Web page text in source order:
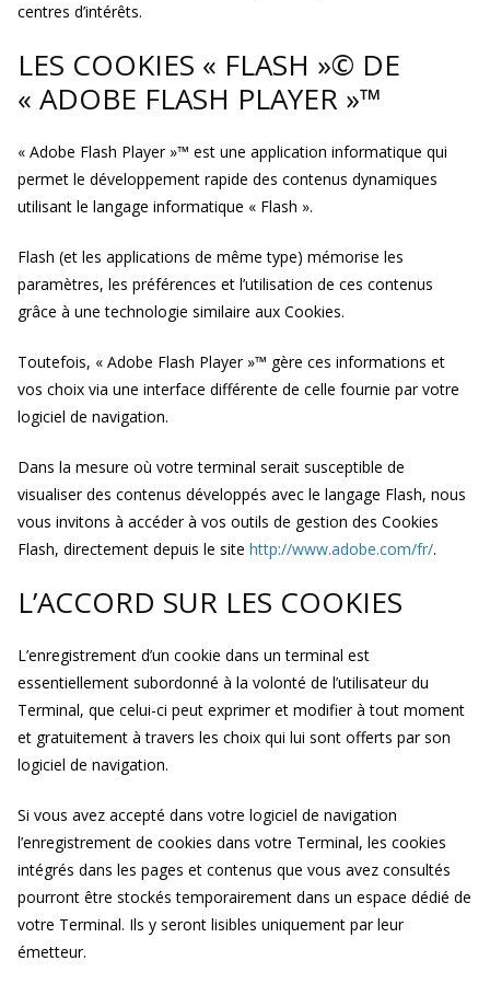
centres d’intérêts.
LES COOKIES « FLASH »© DE
« ADOBE FLASH PLAYER »™
« Adobe Flash Player »™ est une application informatique qui
permet le développement rapide des contenus dynamiques
utilisant le langage informatique « Flash ».
Flash (et les applications de même type) mémorise les
paramètres, les préférences et l’utilisation de ces contenus
grâce à une technologie similaire aux Cookies.
Toutefois, « Adobe Flash Player »™ gère ces informations et
vos choix via une interface différente de celle fournie par votre
logiciel de navigation.
Dans la mesure où votre terminal serait susceptible de
visualiser des contenus développés avec le langage Flash, nous
vous invitons à accéder à vos outils de gestion des Cookies
Flash, directement depuis le site http://www.adobe.com/fr/.
L’ACCORD SUR LES COOKIES
L’enregistrement d’un cookie dans un terminal est
essentiellement subordonné à la volonté de l’utilisateur du
Terminal, que celui-ci peut exprimer et modifier à tout moment
et gratuitement à travers les choix qui lui sont offerts par son
logiciel de navigation.
Si vous avez accepté dans votre logiciel de navigation
l’enregistrement de cookies dans votre Terminal, les cookies
intégrés dans les pages et contenus que vous avez consultés
pourront être stockés temporairement dans un espace dédié de
votre Terminal. Ils y seront lisibles uniquement par leur
émetteur.